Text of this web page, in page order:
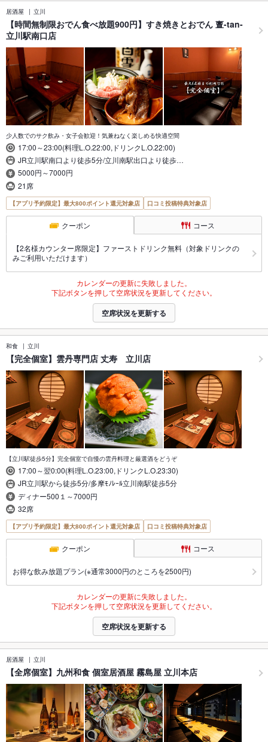
居酒屋 立川
【時間無制限おでん食べ放題900円】すき焼きとおでん 亶-tan-
立川駅南口店
少人数でのサク飲み・女子会歓迎！気兼ねなく楽しめる快適空間
17:00～23:00(料理L.O.22:00,ドリンクL.O.22:00)
JR立川駅南口より徒歩5分/立川南駅出口より徒歩…
5000円～7000円
21席
【アプリ予約限定】最大800ポイント還元対象店 口コミ投稿特典対象店
クーポン コース
【2名様カウンター席限定】ファーストドリンク無料（対象ドリンクの
みご利用いただけます）
カレンダーの更新に失敗しました。
下記ボタンを押して空席状況を更新してください。
空席状況を更新する
和食 立川
【完全個室】雲丹専門店 丈寿 立川店
【立川駅徒歩5分】完全個室で自慢の雲丹料理と厳選酒をどうぞ
17:00～翌0:00(料理L.O.23:00,ドリンクL.O.23:30)
JR立川駅から徒歩5分/多摩ﾓﾉﾚｰﾙ立川南駅徒歩5分
ディナー500１～7000円
32席
【アプリ予約限定】最大800ポイント還元対象店 口コミ投稿特典対象店
クーポン コース
お得な飲み放題プラン(※通常3000円のところを2500円)
カレンダーの更新に失敗しました。
下記ボタンを押して空席状況を更新してください。
空席状況を更新する
居酒屋 立川
【全席個室】九州和食 個室居酒屋 霧島屋 立川本店